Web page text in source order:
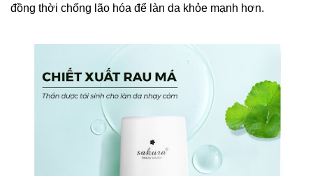
đồng thời chống lão hóa để làn da khỏe mạnh hơn.